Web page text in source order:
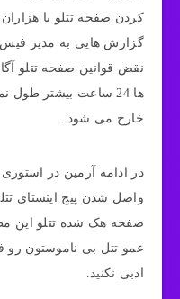
کردن صفحه تتلو با
گزارش هایی به مدیر فیس
نقض قوانین صفحه تتلو
ها 24 ساعت بیشتر
خارج می شود.
در ادامه آرمین در
واصل شدن پیج اینستای
صفحه هک شده تتلو این
عمو تتل بی ناموستون رو
ادبی نکنید.